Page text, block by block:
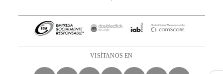
VISÍTANOS EN